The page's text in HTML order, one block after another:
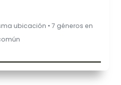
ubicación • 7 géneros en